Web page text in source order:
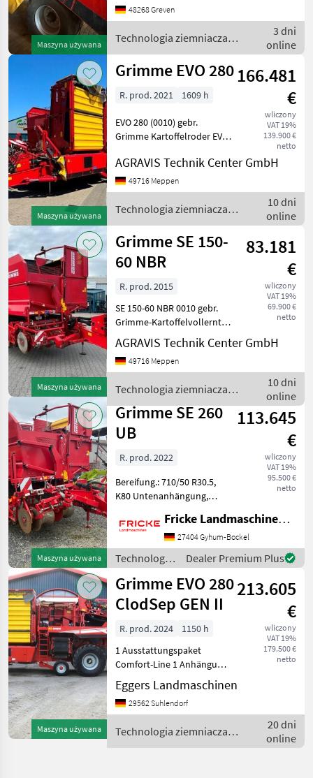
Maszyna używana
Schwadaufnahme!
Gerodete Fläche: ca. 80 ha!
Der Standort der Maschine
48268 Greven
Technologia ziemniaczana
/ Grimme
3 dni
online
Maszyna używana
Grimme EVO 280166.481
€
wliczony
VAT 19%
139.900 €
netto
R. prod. 2021 1609 h
EVO 280 (0010) gebr.
Grimme Kartoffelroder EVO
Zugkugelkupplung (0030)
Zapfwellendrehzahl 540
U/min (0040) verstellbares
Mittenschar (0050) Autom.
AGRAVIS Technik Center GmbH
49716 Meppen
Technologia ziemniaczana
/ Grimme
10 dni
online
Maszyna używana
Grimme SE 150-
60 NBR
83.181
€
wliczony
VAT 19%
69.900 €
netto
R. prod. 2015
SE 150-60 NBR 0010 gebr.
Grimme-Kartoffelvollernter
0020 Untenanhängung K80,
Gelenkwelle, 0030
Eingangsgetriebe 1000
Druckluftbremsanlage,
0050 h
AGRAVIS Technik Center GmbH
49716 Meppen
Technologia ziemniaczana
/ Grimme
10 dni
online
Maszyna używana
Grimme SE 260
UB
113.645
€
wliczony
VAT 19%
95.500 €
netto
R. prod. 2022
Bereifung.: 710/50 R30.5,
K80 Untenanhängung,
Sensing, 75cm Reihenweite,
Separat verstellbares
Mittenschar,
Rodetiefenverstellung vom
Termi
Fricke Landmaschinen GmbH
27404 Gyhum-Bockel
Technologia
ziemniaczana
/ Grimme
Dealer Premium Plus
Maszyna używana
Grimme EVO 280
ClodSep GEN II
213.605
€
wliczony
VAT 19%
179.500 €
netto
R. prod. 2024
1150 h
1 Ausstattungspaket
Comfort-Line 1 Anhängung
Zugkugelkupplung Ø 80
mm 1 Gelenkwelle 1 3/8"
mit 6 Zähnen 1 Antrieb mit
U/min 1 Vollhydrau
Eggers Landmaschinen
29562 Suhlendorf
Technologia ziemniaczana
/ Grimme
20 dni
online